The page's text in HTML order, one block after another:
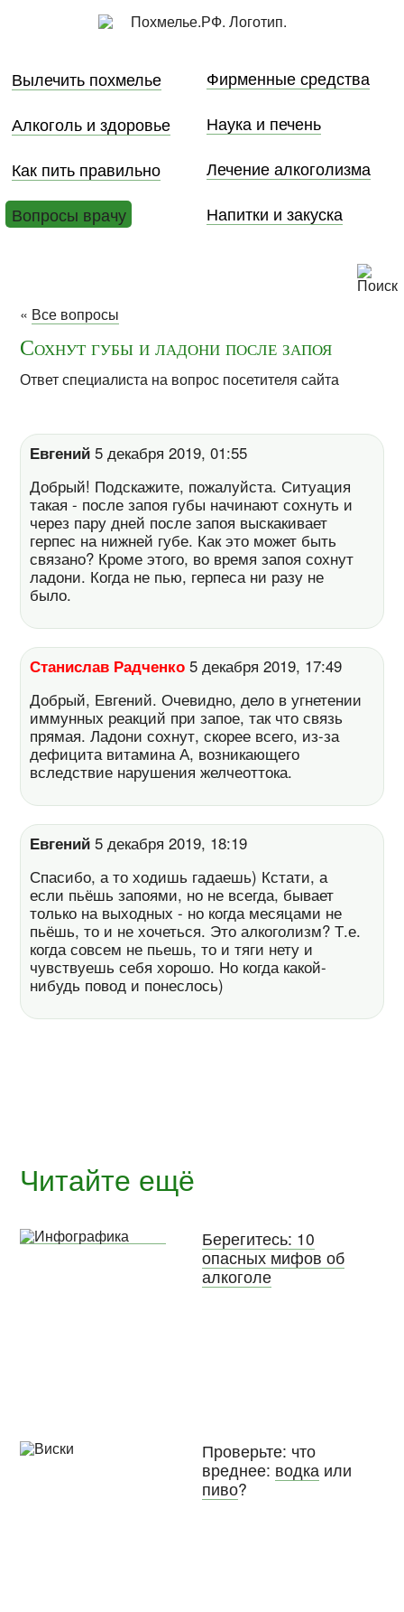
Вылечить похмелье
Фирменные средства
Алкоголь и здоровье
Наука и печень
Как пить правильно
Лечение алкоголизма
Вопросы врачу
Напитки и закуска
« Все вопросы
Сохнут губы и ладони после запоя
Ответ специалиста на вопрос посетителя сайта
Евгений 5 декабря 2019, 01:55
Добрый! Подскажите, пожалуйста. Ситуация
такая - после запоя губы начинают сохнуть и
через пару дней после запоя выскакивает
герпес на нижней губе. Как это может быть
связано? Кроме этого, во время запоя сохнут
ладони. Когда не пью, герпеса ни разу не
было.
Станислав Радченко 5 декабря 2019, 17:49
Добрый, Евгений. Очевидно, дело в угнетении
иммунных реакций при запое, так что связь
прямая. Ладони сохнут, скорее всего, из-за
дефицита витамина А, возникающего
вследствие нарушения желчеоттока.
Евгений 5 декабря 2019, 18:19
Спасибо, а то ходишь гадаешь) Кстати, а
если пьёшь запоями, но не всегда, бывает
только на выходных - но когда месяцами не
пьёшь, то и не хочеться. Это алкоголизм? Т.е.
когда совсем не пьешь, то и тяги нету и
чувствуешь себя хорошо. Но когда какой-
нибудь повод и понеслось)
Читайте ещё
Берегитесь: 10
опасных мифов об
алкоголе
Проверьте: что
вреднее: водкаили
пиво?